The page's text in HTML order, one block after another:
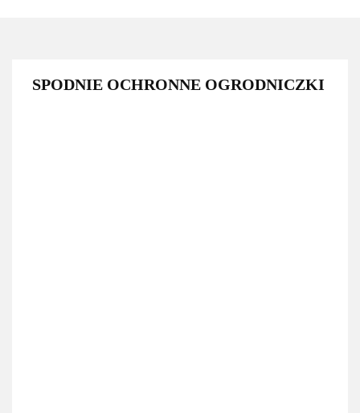
SPODNIE OCHRONNE OGRODNICZKI